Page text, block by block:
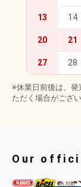
13 14
20 21
27 28
※休業日前後は、
ただく場合がござい
Our